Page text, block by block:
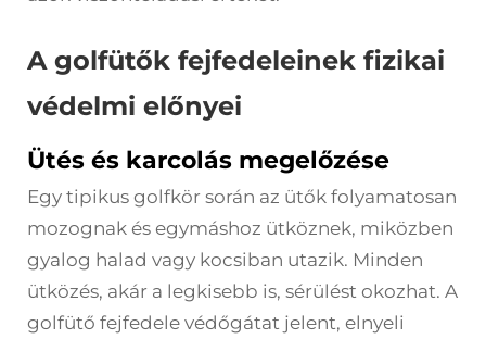
A golfütők fejfedeleinek fizikai
védelmi előnyei
Ütés és karcolás megelőzése
Egy tipikus golfkör során az ütők folyamatosan
mozognak és egymáshoz ütköznek, miközben
gyalog halad vagy kocsiban utazik. Minden
ütközés, akár a legkisebb is, sérülést okozhat. A
golfütő fejfedele védőgátat jelent, elnyeli